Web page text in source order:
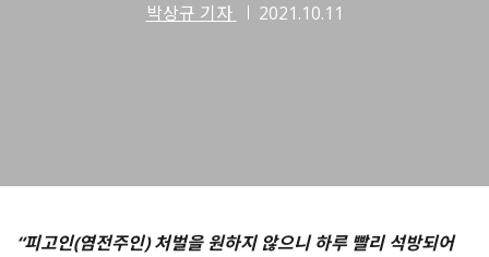
박상규 기자 2021.10.11
“피고인(염전주인) 처벌을 원하지 않으니 하루 빨리 석방되어